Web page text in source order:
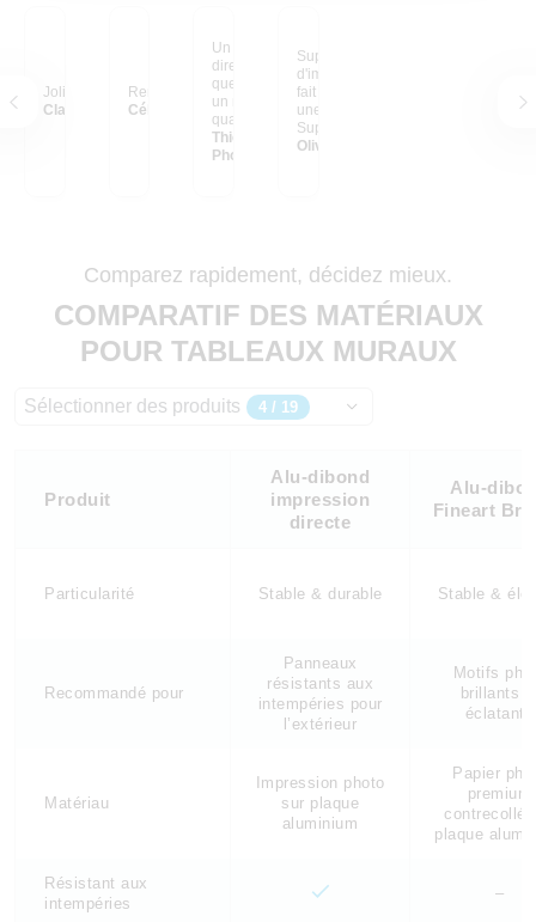
Joli
Claudia Ünal
Rendu magnifique !
Célia Rodrigues
Un tirage en impression
directe sur alu dibond
que j'ai positionné sur
un mur extérieur. Belle
qualité avec du détail et
de la profondeur.
Thierry Maillet
Photographie
Super qualité
d'impression malgré le
fait que la base était
une ancienne photo.
Support qui résistera au
temps
Olivier de Bastogne
Comparez rapidement, décidez mieux.
COMPARATIF DES MATÉRIAUX
POUR TABLEAUX MURAUX
Sélectionner des produits 4 / 19
Produit
Alu-dibond
impression
directe
Alu-
Fineart
Particularité Stable & durable Stable &
Recommandé pour
Panneaux
résistants aux
intempéries pour
l’extérieur
Motifs
brillants
éclatants
Matériau
Impression photo
sur plaque
aluminium
Papier
premium
contrecollé
plaque
Résistant aux
intempéries
–